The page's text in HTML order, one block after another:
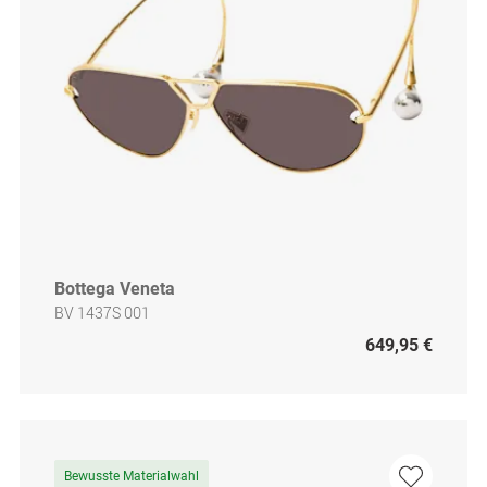
Bottega Veneta
BV 1437S 001
649,95 €
Bewusste Materialwahl